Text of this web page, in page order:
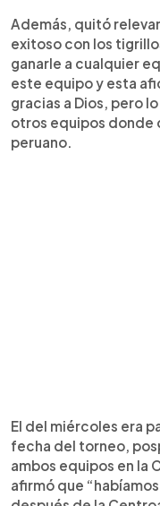
Además, quitó
exitoso con los
ganarle a cualquier
este equipo y esta
gracias a Dios, pero
otros equipos donde
peruano.
El del miércoles era
fecha del torneo,
ambos equipos en la
afirmó que